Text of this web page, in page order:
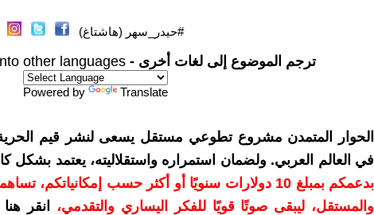
#حيدر_سهر (هاشتاغ)
ترجم الموضوع إلى لغات أخرى - other languages
Powered by Translate
الحوار المتمدن مشروع تطوعي مستقل يسعى لنشر قيم الحرية،
في العالم العربي. ولضمان استمراره واستقلاليته، يعتمد
بدعمكم بمبلغ 10 دولارات سنويًا أو أكثر حسب
والمستقل، ليبقى صوتًا قويًا للفكر اليساري والتقدمي،
انقر